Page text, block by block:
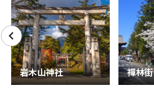
岩木山神社 禪林街